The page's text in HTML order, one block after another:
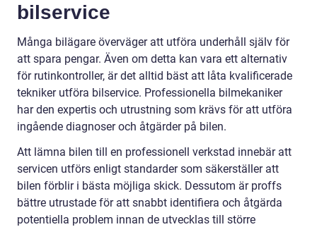
bilservice
Många bilägare överväger att utföra underhåll själv för
att spara pengar. Även om detta kan vara ett alternativ
för rutinkontroller, är det alltid bäst att låta kvalificerade
tekniker utföra bilservice. Professionella bilmekaniker
har den expertis och utrustning som krävs för att utföra
ingående diagnoser och åtgärder på bilen.
Att lämna bilen till en professionell verkstad innebär att
servicen utförs enligt standarder som säkerställer att
bilen förblir i bästa möjliga skick. Dessutom är proffs
bättre utrustade för att snabbt identifiera och åtgärda
potentiella problem innan de utvecklas till större